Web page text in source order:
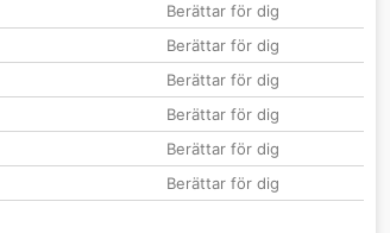
Berättar för dig
Berättar för dig
Berättar för dig
Berättar för dig
Berättar för dig
Berättar för dig